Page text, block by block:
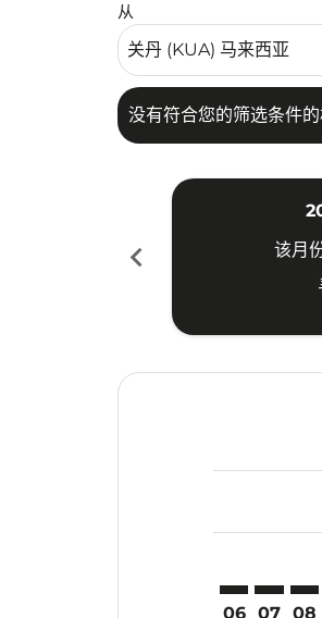
从
没有符合您的筛选条件
chevron_left
该月
06 07 08